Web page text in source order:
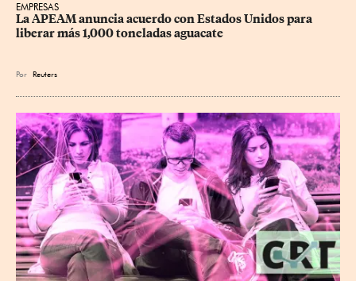
EMPRESAS
La APEAM anuncia acuerdo con Estados Unidos para
liberar más 1,000 toneladas aguacate
Por Reuters